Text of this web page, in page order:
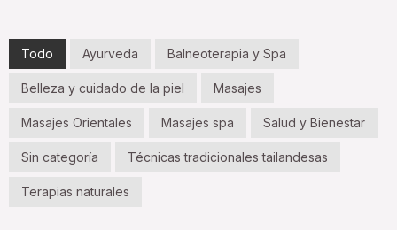
Todo Ayurveda Balneoterapia y Spa
Belleza y cuidado de la piel Masajes
Masajes Orientales Masajes spa Salud y Bienestar
Sin categoría Técnicas tradicionales tailandesas
Terapias naturales